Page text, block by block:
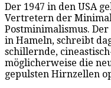
Der 1947 in den USA
Vertretern der
Postminimalismus.
in Hameln, schreibt
schillernde,
möglicherweise die
gepulsten Hirnzellen